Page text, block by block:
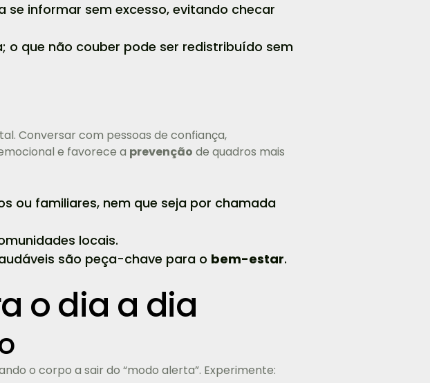
se informar sem excesso, evitando checar
o que não couber pode ser redistribuído sem
Conversar com pessoas de confiança,
e favorece a prevenção de quadros mais
ou familiares, nem que seja por chamada
locais.
são peça-chave para o bem-estar.
o dia a dia
o corpo a sair do “modo alerta”. Experimente: